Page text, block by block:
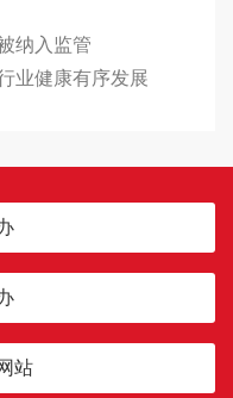
纳入监管
业健康有序发展
站